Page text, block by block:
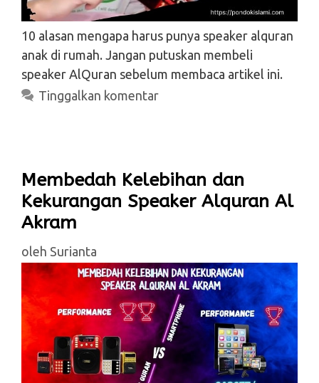
10 alasan mengapa harus punya speaker alquran
anak di rumah. Jangan putuskan membeli
speaker AlQuran sebelum membaca artikel ini.
Tinggalkan komentar
Membedah Kelebihan dan
Kekurangan Speaker Alquran Al
Akram
oleh Surianta